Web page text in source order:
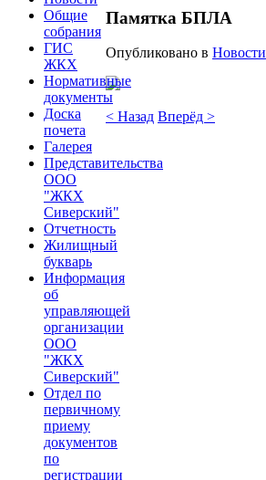
Памятка БПЛА
Опубликовано в Новости
< Назад Вперёд >
Общие
собрания
ГИС
ЖКХ
Нормативные
документы
Доска
почета
Галерея
Представительства
ООО
"ЖКХ
Сиверский"
Отчетность
Жилищный
букварь
Информация
об
управляющей
организации
ООО
"ЖКХ
Сиверский"
Отдел по
первичному
приему
документов
по
регистрации